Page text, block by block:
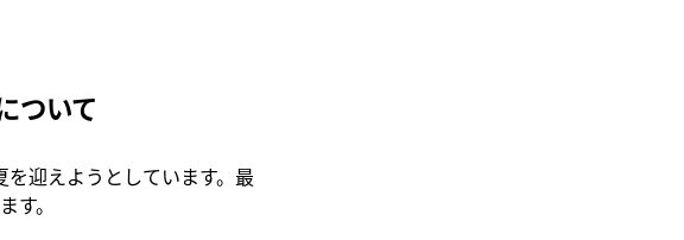
ついて
迎えようとしています。最
す。